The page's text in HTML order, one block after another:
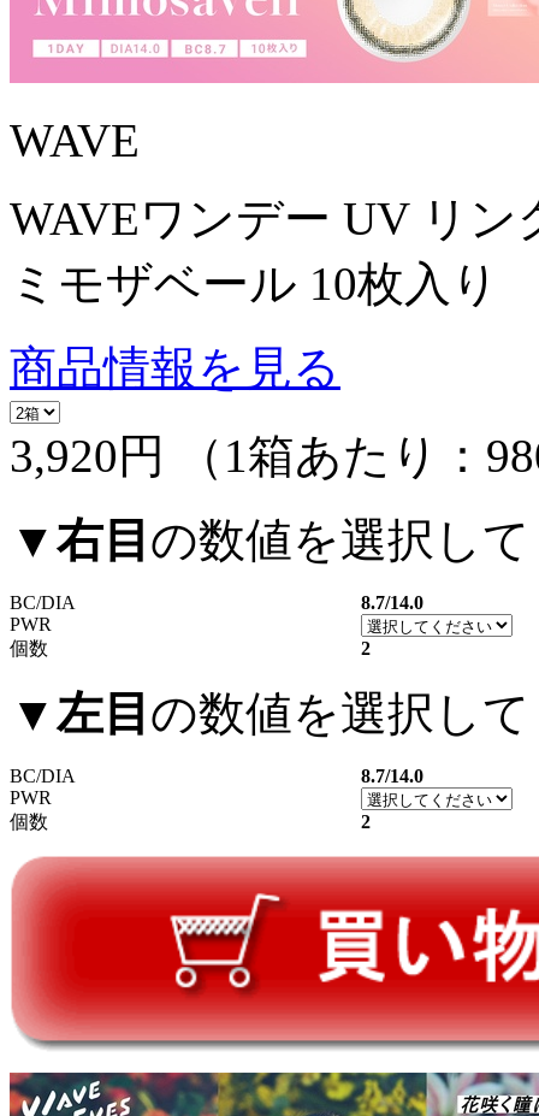
WAVE
WAVEワンデー UV リ
ミモザベール 10枚入り
商品情報を見る
3,920円
（1箱あたり：
▼右目 の数値を選択し
BC/DIA
8.7/14.0
PWR
個数
2
▼ 左目 の数値を選択し
BC/DIA
8.7/14.0
PWR
個数
2